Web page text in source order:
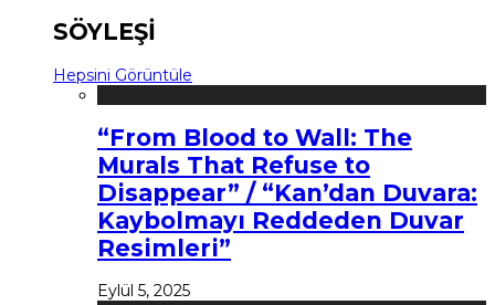
SÖYLEŞİ
Hepsini Görüntüle
“From Blood to Wall: The
Murals That Refuse to
Disappear” / “Kan’dan Duvara:
Kaybolmayı Reddeden Duvar
Resimleri”
Eylül 5, 2025